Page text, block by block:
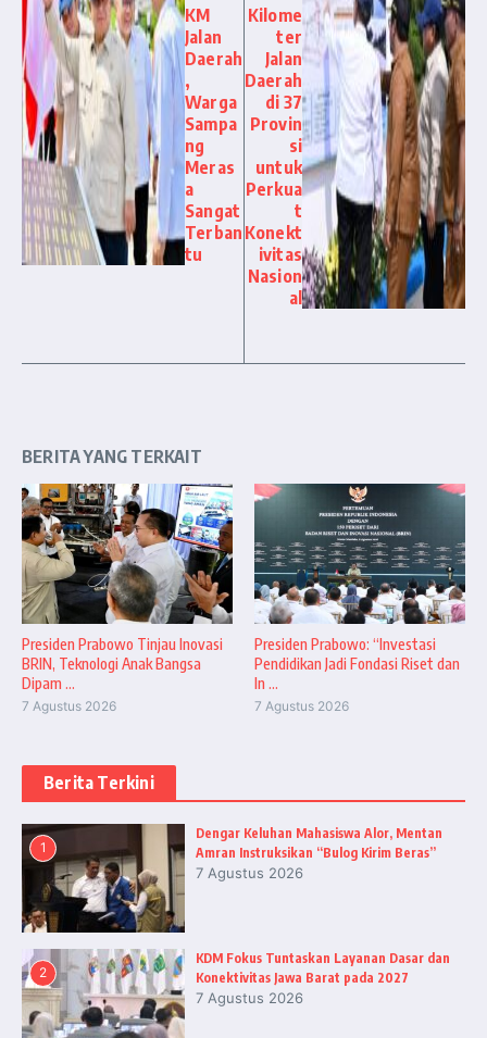
KM
Jalan
Daerah
,
Warga
Sampa
ng
Meras
a
Sangat
Terban
tu
Kilome
ter
Jalan
Daerah
di 37
Provin
si
untuk
Perkua
t
Konekt
ivitas
Nasion
al
BERITA YANG TERKAIT
Presiden Prabowo Tinjau Inovasi
BRIN, Teknologi Anak Bangsa
Dipam ...
7 Agustus 2026
Presiden Prabowo: “Investasi
Pendidikan Jadi Fondasi Riset dan
In ...
7 Agustus 2026
Berita Terkini
1
Dengar Keluhan Mahasiswa Alor, Mentan
Amran Instruksikan “Bulog Kirim Beras”
7 Agustus 2026
2
KDM Fokus Tuntaskan Layanan Dasar dan
Konektivitas Jawa Barat pada 2027
7 Agustus 2026